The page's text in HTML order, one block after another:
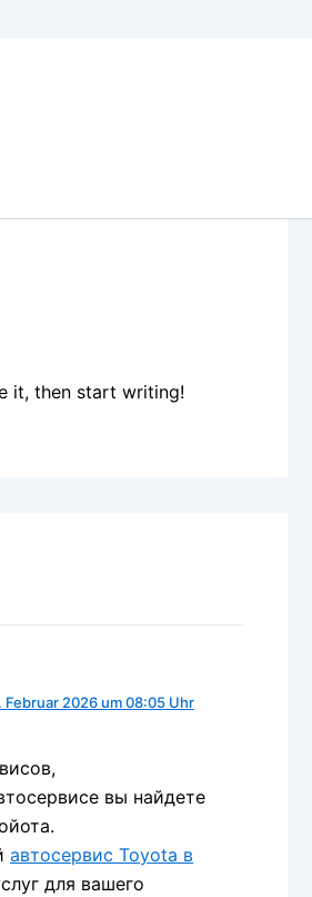
it, then start writing!
Februar 2026 um 08:05 Uhr
вы найдете
автосервис Toyota в
для вашего